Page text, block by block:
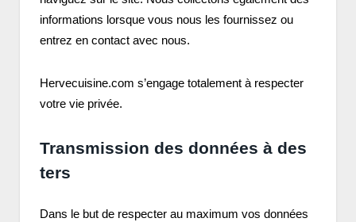
informations lorsque vous nous les fournissez ou
entrez en contact avec nous.
Hervecuisine.com s’engage totalement à respecter
votre vie privée.
Transmission des données à des
ters
Dans le but de respecter au maximum vos données